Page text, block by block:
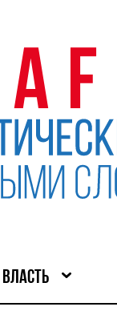
ВЛАСТЬ